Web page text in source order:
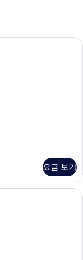
요금 보기
Room | 고급 침구,